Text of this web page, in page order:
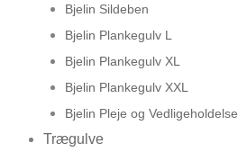
Bjelin Sildeben
Bjelin Plankegulv L
Bjelin Plankegulv XL
Bjelin Plankegulv XXL
Bjelin Pleje og Vedligeholdelse
Trægulve